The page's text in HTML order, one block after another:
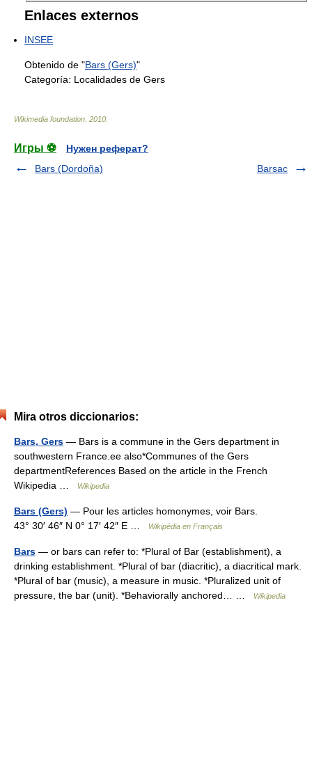
Enlaces externos
INSEE
Obtenido de "Bars (Gers)"
Categoría: Localidades de Gers
Wikimedia foundation 2010
Игры ⚽
Нужен реферат?
Bars (Dordoña)
Barsac
Mira otros diccionarios:
Bars, Gers — Bars is a commune in the Gers department in
southwestern France.ee also*Communes of the Gers
departmentReferences Based on the article in the French
Wikipedia …
Wikipedia
Bars (Gers) — Pour les articles homonymes, voir Bars.
43° 30′ 46″ N 0° 17′ 42″ E …
Wikipédia en Français
Bars — or bars can refer to: *Plural of Bar (establishment), a
drinking establishment. *Plural of bar (diacritic), a diacritical mark.
*Plural of bar (music), a measure in music. *Pluralized unit of
pressure, the bar (unit). *Behaviorally anchored… …
Wikipedia